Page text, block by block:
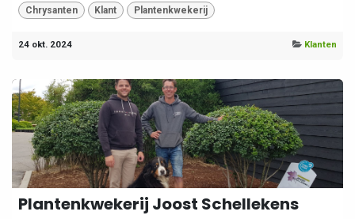
Chrysanten Klant Plantenkwekerij
24 okt. 2024 Klanten
Plantenkwekerij Joost Schellekens